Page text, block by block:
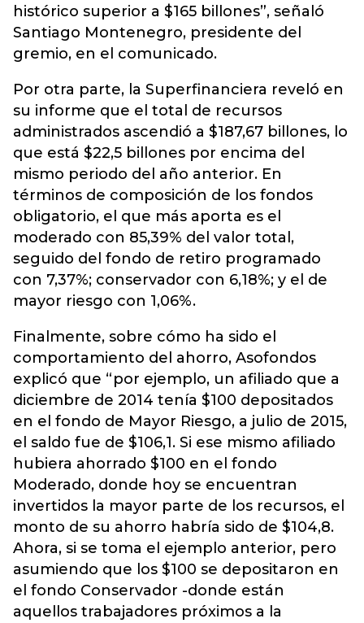
histórico superior a $165 billones”, señaló
Santiago Montenegro, presidente del
gremio, en el comunicado.
Por otra parte, la Superfinanciera reveló en
su informe que el total de recursos
administrados ascendió a $187,67 billones, lo
que está $22,5 billones por encima del
mismo periodo del año anterior. En
términos de composición de los fondos
obligatorio, el que más aporta es el
moderado con 85,39% del valor total,
seguido del fondo de retiro programado
con 7,37%; conservador con 6,18%; y el de
mayor riesgo con 1,06%.
Finalmente, sobre cómo ha sido el
comportamiento del ahorro, Asofondos
explicó que “por ejemplo, un afiliado que a
diciembre de 2014 tenía $100 depositados
en el fondo de Mayor Riesgo, a julio de 2015,
el saldo fue de $106,1. Si ese mismo afiliado
hubiera ahorrado $100 en el fondo
Moderado, donde hoy se encuentran
invertidos la mayor parte de los recursos, el
monto de su ahorro habría sido de $104,8.
Ahora, si se toma el ejemplo anterior, pero
asumiendo que los $100 se depositaron en
el fondo Conservador -donde están
aquellos trabajadores próximos a la